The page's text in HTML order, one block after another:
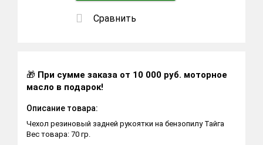
Сравнить
🎁 При сумме заказа от 10 000 руб. моторное
масло в подарок!
Описание товара:
Чехол резиновый задней рукоятки на бензопилу Тайга
Вес товара: 70 гр.